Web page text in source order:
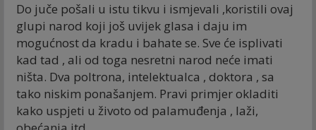
Do juče pošali u istu tikvu i ismjevali ,koristili ovaj
glupi narod koji još uvijek glasa i daju im
mogućnost da kradu i bahate se. Sve će isplivati
kad tad , ali od toga nesretni narod neće imati
ništa. Dva poltrona, intelektualca , doktora , sa
tako niskim ponašanjem. Pravi primjer okladiti
kako uspjeti u životo od palamuđenja , laži,